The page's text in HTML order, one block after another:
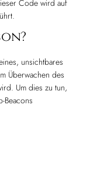
Code wird auf
unsichtbares
Überwachen des
Um dies zu tun,
Beacons